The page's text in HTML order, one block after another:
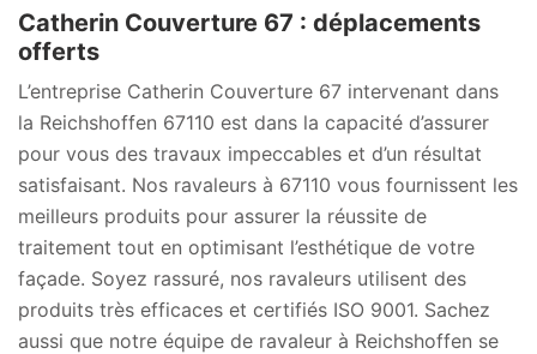
Catherin Couverture 67 : déplacements
offerts
L’entreprise Catherin Couverture 67 intervenant dans
la Reichshoffen 67110 est dans la capacité d’assurer
pour vous des travaux impeccables et d’un résultat
satisfaisant. Nos ravaleurs à 67110 vous fournissent les
meilleurs produits pour assurer la réussite de
traitement tout en optimisant l’esthétique de votre
façade. Soyez rassuré, nos ravaleurs utilisent des
produits très efficaces et certifiés ISO 9001. Sachez
aussi que notre équipe de ravaleur à Reichshoffen se